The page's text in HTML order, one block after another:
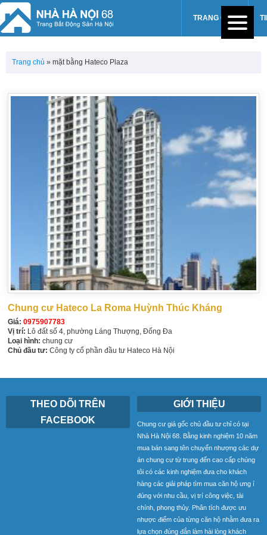
TRANG CHỦ
Trang chủ » mặt bằng Hateco Plaza
Chung cư Hateco La Roma Huỳnh Thúc Kháng
Giá: 0975907783
Vị trí: Lô đất số 4, phường Láng Thượng, Đống Đa
Loại hình: chung cư
Chủ đầu tư: Công ty cổ phần đầu tư Hateco Hà Nội
THEO DÕI TRÊN
FACEBOOK
GIỚI THIỆU
Chung cư giá gốc chủ đầu tư chỉ có tại
Nhà Hà Nội 68. Bằng kinh nghiệm 10 năm
mua bán sang tên chuyển nhượng các dự
án chung cư từ trung đến cao cấp chúng
tôi có các kinh nghiệm đưa cho khách
hàng các giải pháp tìm mua căn hộ ưng í
đúng với nhu cầu, vị trí công việc, tài
chính, phong thủy. Phân tích được ưu
nhược điểm của từng căn hộ nhằm đưa ra
lựa chọn đúng đắn làm hài lòng khách